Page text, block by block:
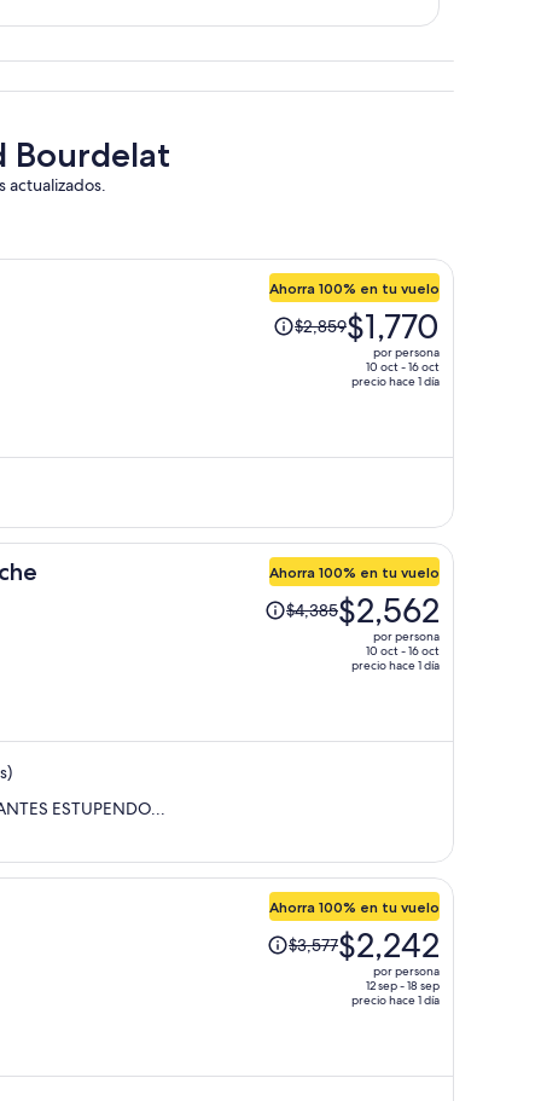
Bourdelat
actualizados.
Ahorra 100% en tu vuelo
El
precio
ahora
$1,770
por
persona
$2,859$1,770
por persona
10 oct - 16 oct
precio hace 1 día
Ahorra 100% en tu vuelo
El
precio
ahora
persona
$4,385$2,562
por persona
10 oct - 16 oct
precio hace 1 día
ESTUPENDO...
Ahorra 100% en tu vuelo
El
precio
ahora
$3,577$2,242
por persona
12 sep - 18 sep
precio hace 1 día